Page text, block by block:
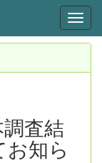
査結
知ら